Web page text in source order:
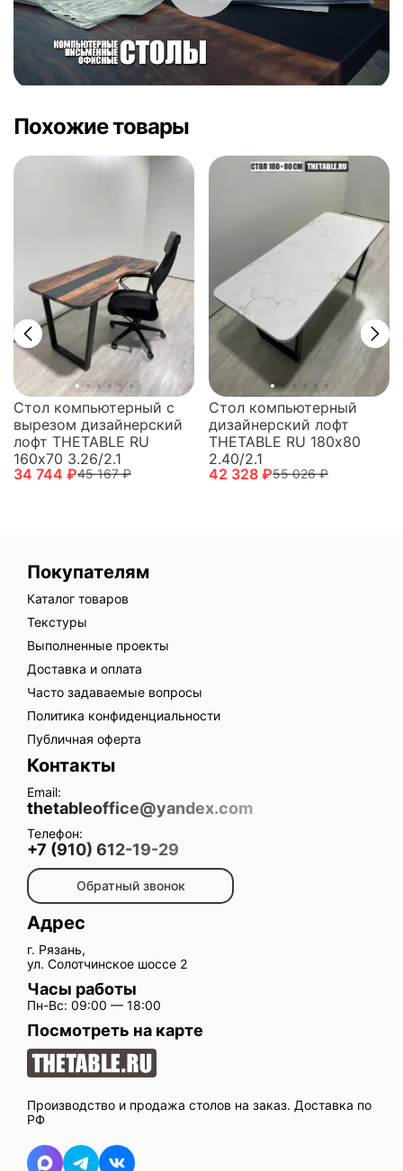
Похожие товары
Стол компьютерный с
вырезом дизайнерский
лофт THETABLE RU
160х70 3.26/2.1
34 744 ₽45 167 ₽
Стол компьютерный
дизайнерский лофт
THETABLE RU 180х80
2.40/2.1
42 328 ₽55 026 ₽
Производство и продажа столов на заказ. Доставка по
РФ
Покупателям
Каталог товаров
Текстуры
Выполненные проекты
Доставка и оплата
Часто задаваемые вопросы
Политика конфиденциальности
Публичная оферта
Контакты
Email:
thetableoffice@yandex.com
Телефон:
+7 (910) 612-19-29
Обратный звонок
Адрес
г. Рязань,
ул. Солотчинское шоссе 2
Часы работы
Пн-Вс: 09:00 — 18:00
Посмотреть на карте